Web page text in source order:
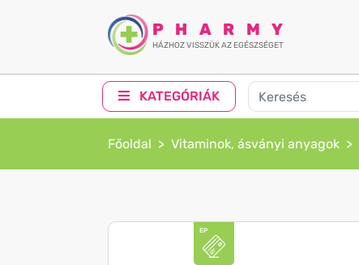
PHARMY
HÁZHOZ VISSZÜK AZ EGÉSZSÉGET
KATEGÓRIÁK
Főoldal Vitaminok, ásványi anyagok